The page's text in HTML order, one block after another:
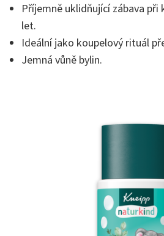
Příjemně uklidňující zábava
let.
Ideální jako koupelový rituál
Jemná vůně bylin.